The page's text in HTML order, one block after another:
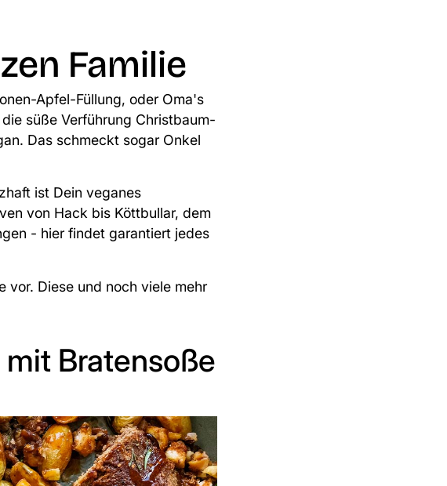
Familie
Apfel-Füllung, oder Oma's
süße Verführung Christbaum-
Das schmeckt sogar Onkel
ist Dein veganes
von Hack bis Köttbullar, dem
- hier findet garantiert jedes
vor. Diese und noch viele mehr
Bratensoße